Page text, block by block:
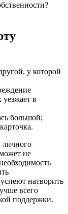
у которой
уезжает в
большой;
личного
не
натворить
всего
поддержки.